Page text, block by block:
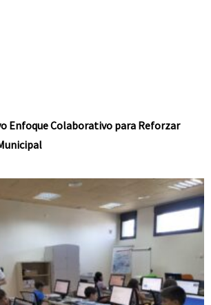
Enfoque Colaborativo para Reforzar